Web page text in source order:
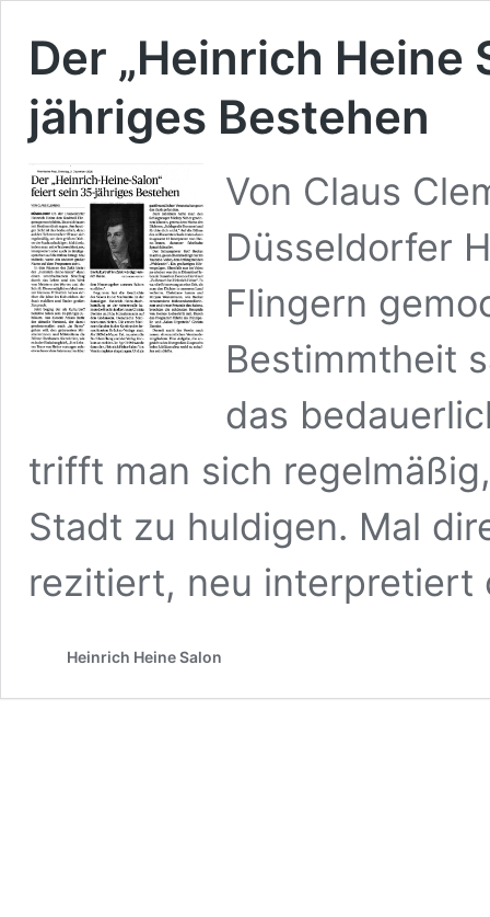
Der „Heinrich
jähriges Bestehen
Von Claus
Düsseldorfer
Flingern
Bestimmtheit
das
trifft man sich
Stadt zu huldigen. Mal
rezitiert, neu
Heinrich Heine Salon